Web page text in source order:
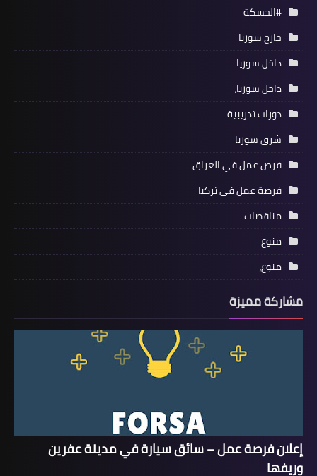
#الحسكة
خارج سوريا
داخل سوريا
داخل سوريا،
دورات تدريبية
شرق سوريا
فرص عمل في العراق
فرصة عمل في تركيا
مناقصات
منوع
منوع،
مشاركة مميزة
إعلان فرصة عمل – سائق سيارة في مدينة عفرين
وريفها